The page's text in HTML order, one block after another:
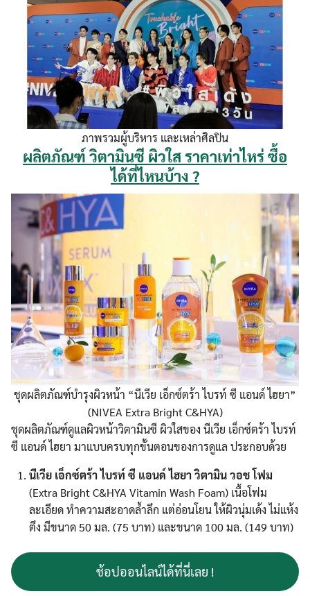
ภาพรวมผู้บริหาร และเหล่าศิลปิน
ผลิตภัณฑ์ วิตามินซี ผิวใส ราคาเท่าไหร่ ซื้อ
ได้ที่ไหนบ้าง ?
ชุดผลิตภัณฑ์บำรุงผิวหน้า “นีเวีย เอ็กซ์ตร้า ไบรท์ ซี แอนด์ ไฮยา”
(NIVEA Extra Bright C&HYA)
ชุดผลิตภัณฑ์ดูแลผิวหน้าวิตามินซี ผิวใสของ นีเวีย เอ็กซ์ตร้า ไบรท์
ซี แอนด์ ไฮยา มาแบบครบทุกขั้นตอนของการดูแล ประกอบด้วย
นีเวีย เอ็กซ์ตร้า ไบรท์ ซี แอนด์ ไฮยา วิตามิน วอช โฟม
(Extra Bright C&HYA Vitamin Wash Foam) เนื้อโฟม
ละเอียด ทำความสะอาดล้ำลึก แต่อ่อนโยน ให้ผิวนุ่มเด้ง ไม่แห้ง
ตึง มีขนาด 50 มล. (75 บาท) และขนาด 100 มล. (149 บาท)
ช้อปออนไลน์ได้ที่นี่เลย !